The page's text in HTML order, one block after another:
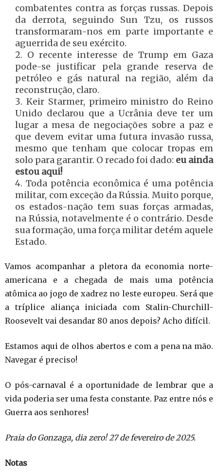
combatentes contra as forças russas. Depois
da derrota, seguindo Sun Tzu, os russos
transformaram-nos em parte importante e
aguerrida de seu exército.
O recente interesse de Trump em Gaza
pode-se justificar pela grande reserva de
petróleo e gás natural na região, além da
reconstrução, claro.
Keir Starmer, primeiro ministro do Reino
Unido declarou que a Ucrânia deve ter um
lugar a mesa de negociações sobre a paz e
que devem evitar uma futura invasão russa,
mesmo que tenham que colocar tropas em
solo para garantir. O recado foi dado: eu ainda
estou aqui!
Toda potência econômica é uma potência
militar, com exceção da Rússia. Muito porque,
os estados-nação tem suas forças armadas,
na Rússia, notavelmente é o contrário. Desde
sua formação, uma força militar detém aquele
Estado.
Vamos acompanhar a pletora da economia norte-
americana e a chegada de mais uma potência
atômica ao jogo de xadrez no leste europeu. Será que
a tríplice aliança iniciada com Stalin-Churchill-
Roosevelt vai desandar 80 anos depois? Acho difícil.
Estamos aqui de olhos abertos e com a pena na mão.
Navegar é preciso!
O pós-carnaval é a oportunidade de lembrar que a
vida poderia ser uma festa constante. Paz entre nós e
Guerra aos senhores!
Praia do Gonzaga, dia zero! 27 de fevereiro de 2025.
Notas